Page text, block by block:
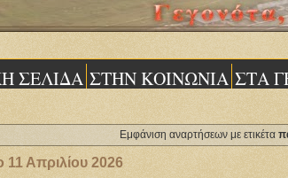
ΣΕΛΙΔΑ ΣΤΗΝ ΚΟΙΝΩΝΙΑ ΣΤΑ
Εμφάνιση αναρτήσεων με ετικέτα
11 Απριλίου 2026